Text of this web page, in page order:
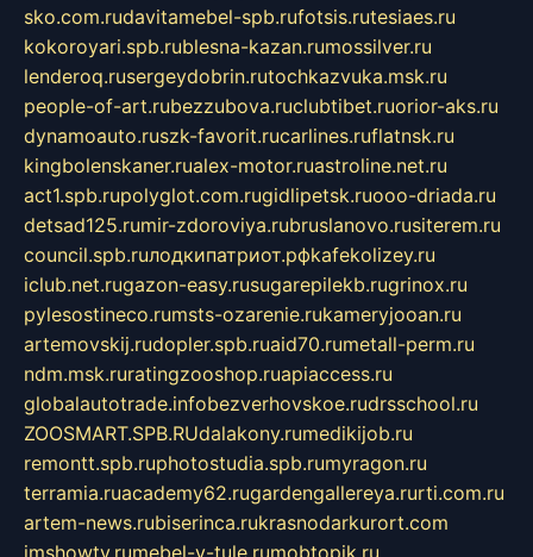
sko.com.rudavitamebel-spb.rufotsis.rutesiaes.ru
kokoroyari.spb.rublesna-kazan.rumossilver.ru
lenderoq.rusergeydobrin.rutochkazvuka.msk.ru
people-of-art.rubezzubova.ruclubtibet.ruorior-aks.ru
dynamoauto.ruszk-favorit.rucarlines.ruflatnsk.ru
kingbolenskaner.rualex-motor.ruastroline.net.ru
act1.spb.rupolyglot.com.rugidlipetsk.ruooo-driada.ru
detsad125.rumir-zdoroviya.rubruslanovo.rusiterem.ru
council.spb.ruлодкипатриот.рфkafekolizey.ru
iclub.net.rugazon-easy.rusugarepilekb.rugrinox.ru
pylesostineco.rumsts-ozarenie.rukameryjooan.ru
artemovskij.rudopler.spb.ruaid70.rumetall-perm.ru
ndm.msk.ruratingzooshop.ruapiaccess.ru
globalautotrade.infobezverhovskoe.rudrsschool.ru
ZOOSMART.SPB.RUdalakony.rumedikijob.ru
remontt.spb.ruphotostudia.spb.rumyragon.ru
terramia.ruacademy62.rugardengallereya.rurti.com.ru
artem-news.rubiserinca.rukrasnodarkurort.com
imshowtv.rumebel-v-tule.rumobtopik.ru